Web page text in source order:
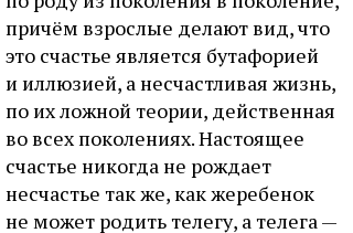
причём взрослые делают вид, что
это счастье является бутафорией
и иллюзией, а несчастливая жизнь,
по их ложной теории, действенная
во всех поколениях. Настоящее
счастье никогда не рождает
несчастье так же, как жеребенок
не может родить телегу, а телега —